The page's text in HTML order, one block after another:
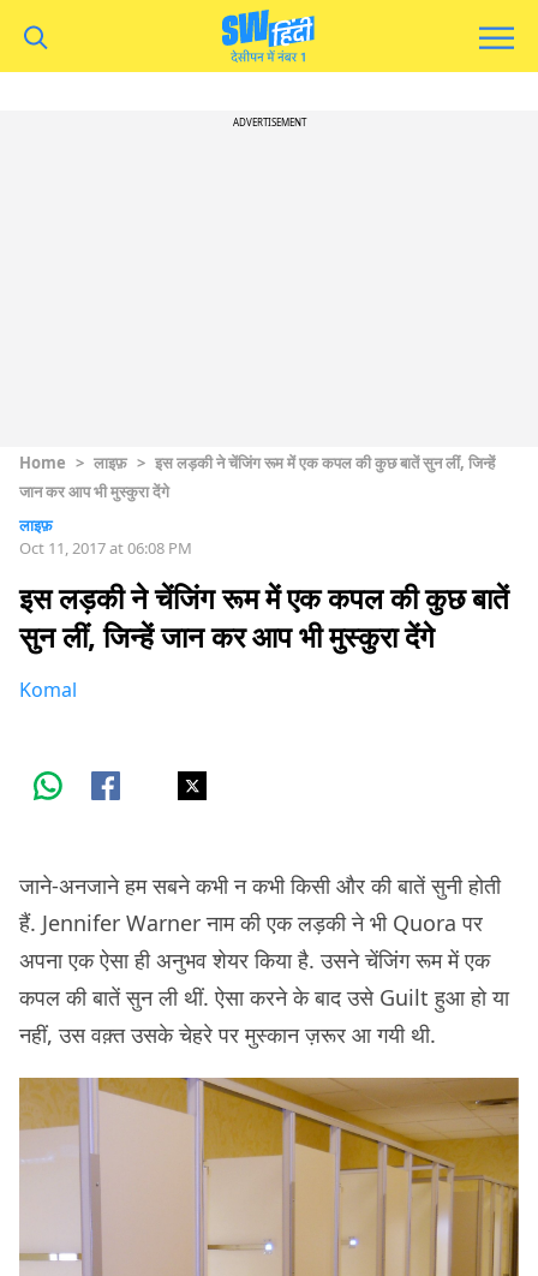
ADVERTISEMENT
Home > लाइफ़ > इस लड़की ने चेंजिंग रूम में एक कपल की कुछ बातें सुन लीं, जिन्हें
जान कर आप भी मुस्कुरा देंगे
लाइफ़
Oct 11, 2017 at 06:08 PM
इस लड़की ने चेंजिंग रूम में एक कपल की कुछ बातें
सुन लीं, जिन्हें जान कर आप भी मुस्कुरा देंगे
Komal
जाने-अनजाने हम सबने कभी न कभी किसी और की बातें सुनी होती
हैं. Jennifer Warner नाम की एक लड़की ने भी Quora पर
अपना एक ऐसा ही अनुभव शेयर किया है. उसने चेंजिंग रूम में एक
कपल की बातें सुन ली थीं. ऐसा करने के बाद उसे Guilt हुआ हो या
नहीं, उस वक़्त उसके चेहरे पर मुस्कान ज़रूर आ गयी थी.